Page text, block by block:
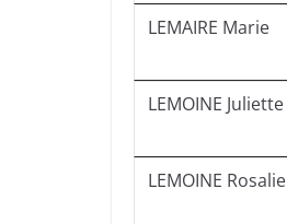
LEMAIRE Marie
LEMOINE Juliette
LEMOINE Rosalie